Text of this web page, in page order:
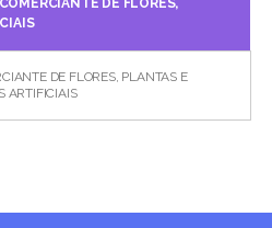
DE FLORES,
DE FLORES, PLANTAS E
ARTIFICIAIS